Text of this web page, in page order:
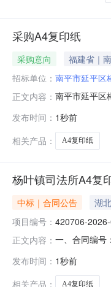
采购A4复印纸
采购意向 福建省｜
招标单位： 南平市延平区
正文内容： 南平市延平区
购数量
发布时间： 1秒前
相关产品：
A4复印纸
杨叶镇司法所A4复
中标｜合同公告 湖
项目编号： 420706-
正文内容： 一、合同编号
发布时间： 1秒前
相关产品：
A4复印纸